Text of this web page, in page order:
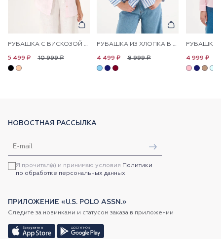
РУБАШКА С ВИСКОЗОЙ СВОБОДНАЯ
10 999 ₽
5 499 ₽
РУБАШКА ИЗ ХЛОПКА В ПОЛОСКУ ПРЯМАЯ
8 999 ₽
4 499 ₽ 4 999 ₽
НОВОСТНАЯ РАССЫЛКА
Я прочитал(а) и принимаю условия Политики
по обработке персональных данных
ПРИЛОЖЕНИЕ «U.S. POLO ASSN.»
Следите за новинками и статусом заказа в приложении